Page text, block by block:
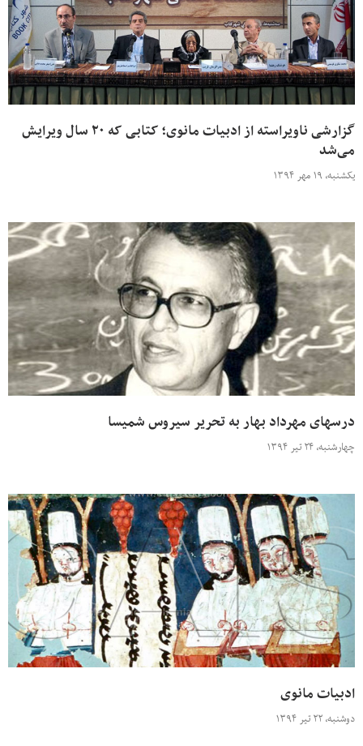
گزارشی ناویراسته‌ از ادبیات مانوی؛ کتابی که ۲۰ سال ویرایش
می‌شد
یکشنبه، ۱۹ مهر ۱۳۹۴
درسهای مهرداد بهار به تحریر سیروس شمیسا
چهارشنبه، ۲۴ تیر ۱۳۹۴
ادبیات مانوی
دوشنبه، ۲۲ تیر ۱۳۹۴